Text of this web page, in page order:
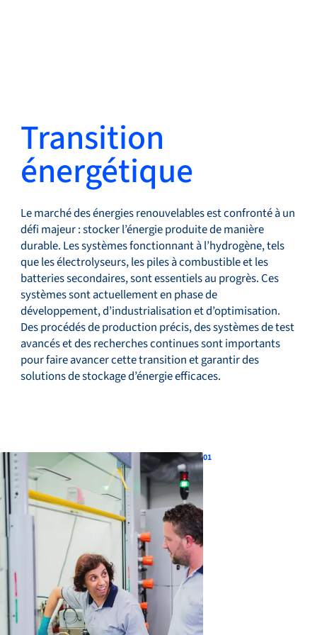
Recherche... FR
Produits
Applications
Service et assistance
Bronkhorst
Contact
Transition
énergétique
Le marché des énergies renouvelables est confronté à un
défi majeur : stocker l’énergie produite de manière
durable. Les systèmes fonctionnant à l’hydrogène, tels
que les électrolyseurs, les piles à combustible et les
batteries secondaires, sont essentiels au progrès. Ces
systèmes sont actuellement en phase de
développement, d’industrialisation et d’optimisation.
Des procédés de production précis, des systèmes de test
avancés et des recherches continues sont importants
pour faire avancer cette transition et garantir des
solutions de stockage d’énergie efficaces.
01